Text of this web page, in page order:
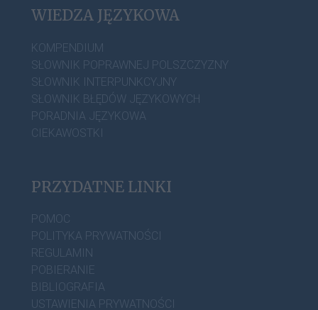
WIEDZA JĘZYKOWA
KOMPENDIUM
SŁOWNIK POPRAWNEJ POLSZCZYZNY
SŁOWNIK INTERPUNKCYJNY
SŁOWNIK BŁĘDÓW JĘZYKOWYCH
PORADNIA JĘZYKOWA
CIEKAWOSTKI
PRZYDATNE LINKI
POMOC
POLITYKA PRYWATNOŚCI
REGULAMIN
POBIERANIE
BIBLIOGRAFIA
USTAWIENIA PRYWATNOŚCI